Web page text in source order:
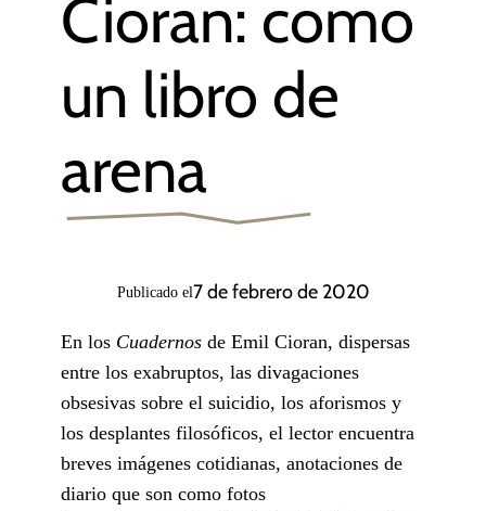
Cioran: como
un libro de
arena
Publicado el7 de febrero de 2020
En los Cuadernos de Emil Cioran, dispersas
entre los exabruptos, las divagaciones
obsesivas sobre el suicidio, los aforismos y
los desplantes filosóficos, el lector encuentra
breves imágenes cotidianas, anotaciones de
diario que son como fotos